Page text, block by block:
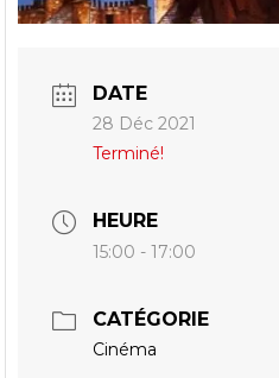
DATE
28 Déc 2021
Terminé!
HEURE
15:00 - 17:00
CATÉGORIE
Cinéma